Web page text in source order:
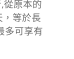
從原本的
等於長
多可享有